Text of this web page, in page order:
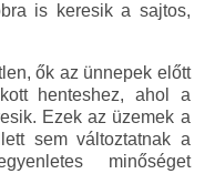
is keresik a sajtos,
ők az ünnepek előtt
henteshez, ahol a
Ezek az üzemek a
sem változtatnak a
minőséget